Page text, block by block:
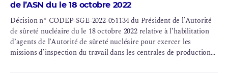
de l’ASN du le 18 octobre 2022
Décision n° CODEP-SGE-2022-051134 du Président de l’Autorité
desûreté nucléaire du le 18 octobre 2022 relative à l’habilitation
d’agents de l’Autorité de sûreté nucléaire pour exercer les
missions d’inspection du travail dans les centrales de production